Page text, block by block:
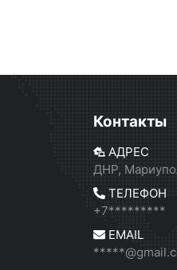
Контакты
АДРЕС
ДНР,
ТЕЛЕФОН
+7*********
EMAIL